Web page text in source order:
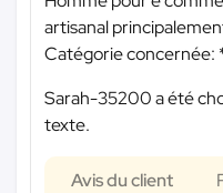
artisanal
Catégorie concernée:
Sarah-35200 a été
texte.
Avis du client